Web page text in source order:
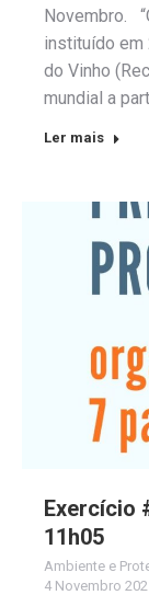
Novembro.
instituído em
do Vinho
mundial a
Ler mais
Exercício
11h05
Ambiente e
4 Novembro